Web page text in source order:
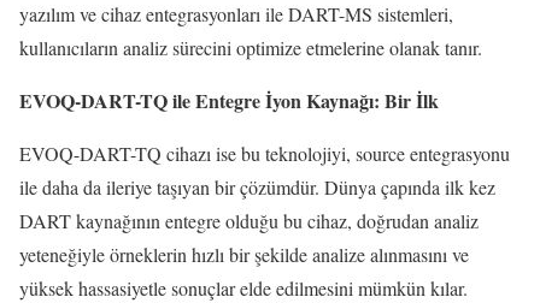
yazılım ve cihaz entegrasyonları ile DART-MS sistemleri,
kullanıcıların analiz sürecini optimize etmelerine olanak tanır.
EVOQ-DART-TQ ile Entegre İyon Kaynağı: Bir İlk
EVOQ-DART-TQ cihazı ise bu teknolojiyi, source entegrasyonu
ile daha da ileriye taşıyan bir çözümdür. Dünya çapında ilk kez
DART kaynağının entegre olduğu bu cihaz, doğrudan analiz
yeteneğiyle örneklerin hızlı bir şekilde analize alınmasını ve
yüksek hassasiyetle sonuçlar elde edilmesini mümkün kılar.